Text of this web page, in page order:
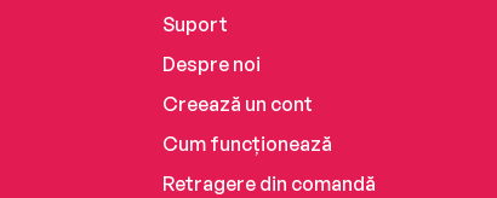
Suport
Despre noi
Creează un cont
Cum funcționează
Retragere din comandă